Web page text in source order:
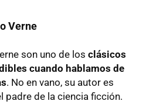
Verne
son uno de los clásicos
cuando hablamos de
. No en vano, su autor es
padre de la ciencia ficción.